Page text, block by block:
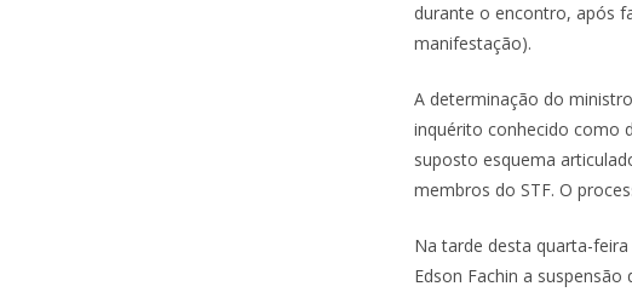
durante o encontro, após
manifestação).
A determinação do
inquérito conhecido como
suposto esquema
membros do STF. O
Na tarde desta quarta-
Edson Fachin a suspensão